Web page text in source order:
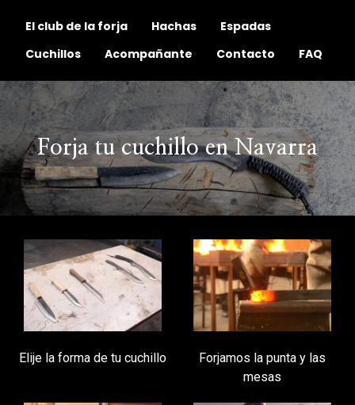
El club de la forja Hachas
Espadas
Cuchillos
Acompañante Contacto FAQ
Forja tu cuchillo en Navarra
Elije la forma de tu cuchillo
Forjamos la punta y las
mesas